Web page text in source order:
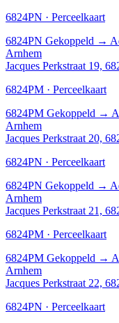
6824PN · Perceelkaart
6824PN Gekoppeld →
Arnhem
Jacques Perkstraat 19,
6824PM · Perceelkaart
6824PM Gekoppeld →
Arnhem
Jacques Perkstraat 20,
6824PN · Perceelkaart
6824PN Gekoppeld →
Arnhem
Jacques Perkstraat 21,
6824PM · Perceelkaart
6824PM Gekoppeld →
Arnhem
Jacques Perkstraat 22,
6824PN · Perceelkaart